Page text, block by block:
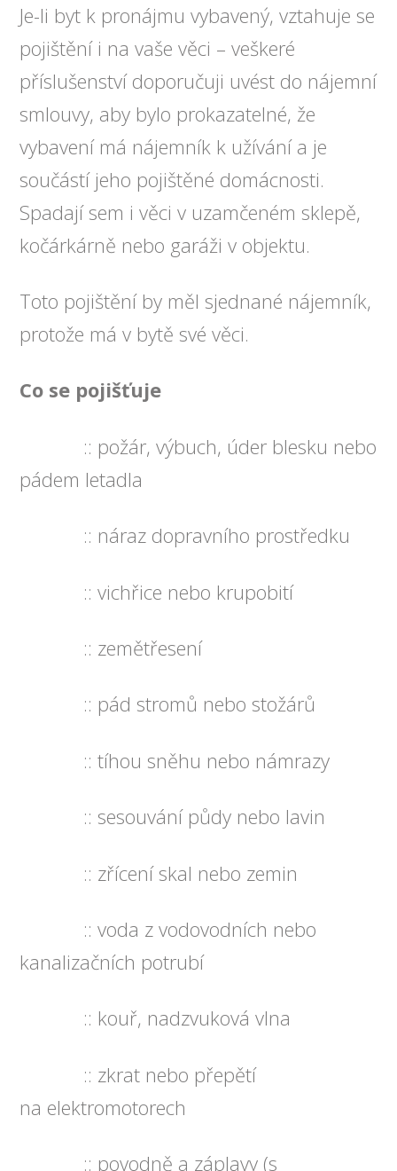
Je-li byt k pronájmu vybavený, vztahuje se
pojištění i na vaše věci – veškeré
příslušenství doporučuji uvést do nájemní
smlouvy, aby bylo prokazatelné, že
vybavení má nájemník k užívání a je
součástí jeho pojištěné domácnosti.
Spadají sem i věci v uzamčeném sklepě,
kočárkárně nebo garáži v objektu.
Toto pojištění by měl sjednané nájemník,
protože má v bytě své věci.
Co se pojišťuje
:: požár, výbuch, úder blesku nebo
pádem letadla
:: náraz dopravního prostředku
:: vichřice nebo krupobití
:: zemětřesení
:: pád stromů nebo stožárů
:: tíhou sněhu nebo námrazy
:: sesouvání půdy nebo lavin
:: zřícení skal nebo zemin
:: voda z vodovodních nebo
kanalizačních potrubí
:: kouř, nadzvuková vlna
:: zkrat nebo přepětí
na elektromotorech
:: povodně a záplavy (s